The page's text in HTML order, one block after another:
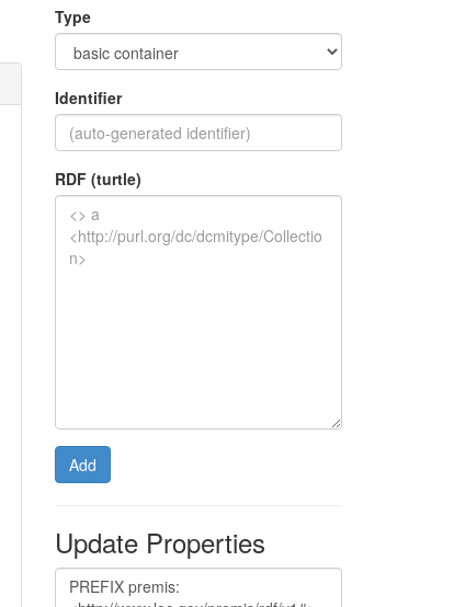
Type
Identifier
RDF (turtle)
Add
Update Properties